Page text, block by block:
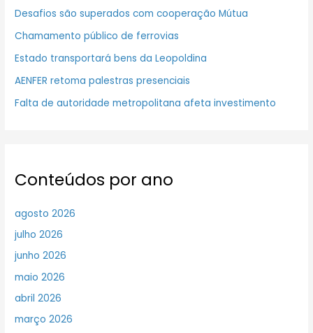
Desafios são superados com cooperação Mútua
Chamamento público de ferrovias
Estado transportará bens da Leopoldina
AENFER retoma palestras presenciais
Falta de autoridade metropolitana afeta investimento
Conteúdos por ano
agosto 2026
julho 2026
junho 2026
maio 2026
abril 2026
março 2026